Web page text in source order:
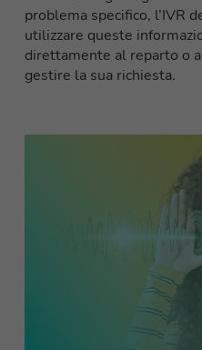
problema specifico, l’IVR
utilizzare queste
direttamente al reparto o
gestire la sua richiesta.